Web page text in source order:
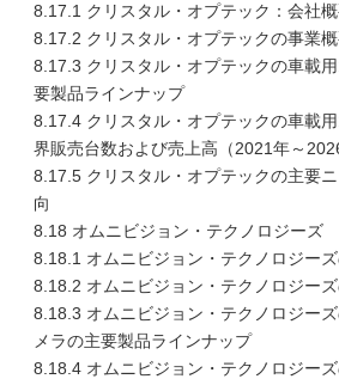
8.17.1 クリスタル・オプテック：会社
8.17.2 クリスタル・オプテックの事業
8.17.3 クリスタル・オプテックの車載
要製品ラインナップ
8.17.4 クリスタル・オプテックの車載
界販売台数および売上高（2021年～
8.17.5 クリスタル・オプテックの主要
向
8.18 オムニビジョン・テクノロジーズ
8.18.1 オムニビジョン・テクノロジー
8.18.2 オムニビジョン・テクノロジー
8.18.3 オムニビジョン・テクノロジー
メラの主要製品ラインナップ
8.18.4 オムニビジョン・テクノロジー